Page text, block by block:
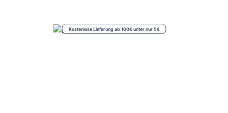
Kostenlose Lieferung ab 100€ unter nur 5€